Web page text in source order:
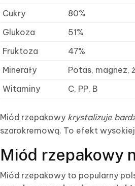
Cukry
80%
Glukoza
51%
Fruktoza
47%
Minerały
Potas, magnez,
Witaminy
C, PP, B
Miód rzepakowy krystalizuje
szarokremową. To efekt
Miód rzepakowy
Miód rzepakowy to popularny